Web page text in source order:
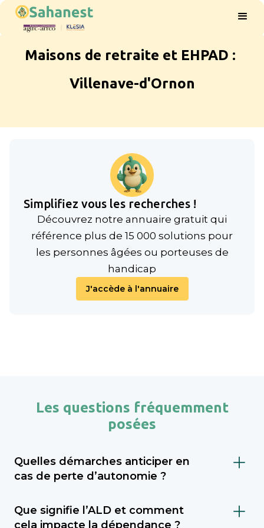
Maisons de retraite et EHPAD :
Villenave-d'Ornon
Simplifiez vous les recherches !
Découvrez notre annuaire gratuit qui
référence plus de 15 000 solutions pour
les personnes âgées ou porteuses de
handicap
J'accède à l'annuaire
Les questions fréquemment
posées
Quelles démarches anticiper en
cas de perte d’autonomie ?
dépendance (via le GIR), demander l’APA
Que signifie l’ALD et comment
cela impacte la dépendance ?